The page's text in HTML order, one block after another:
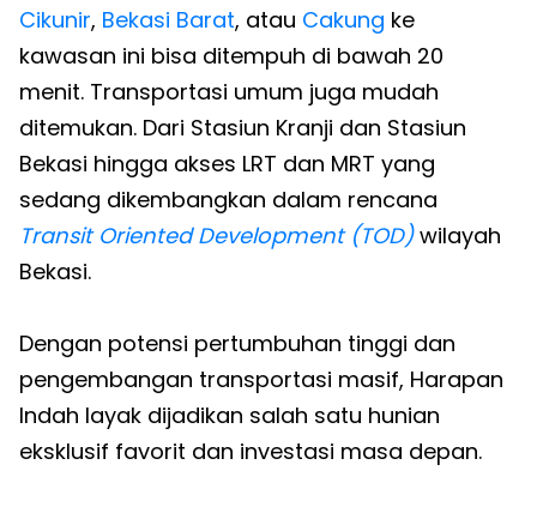
Cikunir, Bekasi Barat, atau Cakung ke
kawasan ini bisa ditempuh di bawah 20
menit. Transportasi umum juga mudah
ditemukan. Dari Stasiun Kranji dan Stasiun
Bekasi hingga akses LRT dan MRT yang
sedang dikembangkan dalam rencana
Transit Oriented Development (TOD)wilayah
Bekasi.
Dengan potensi pertumbuhan tinggi dan
pengembangan transportasi masif, Harapan
Indah layak dijadikan salah satu hunian
eksklusif favorit dan investasi masa depan.